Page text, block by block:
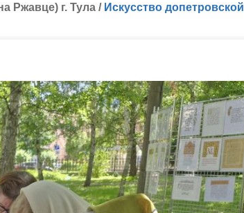
Ржавце) г. Тула / Искусство допетровской